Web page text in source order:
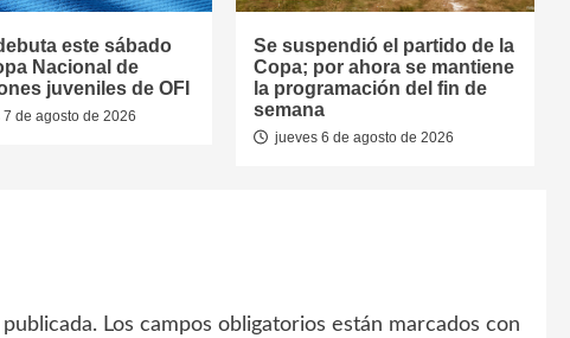
este sábado
Nacional de
juveniles de OFI
de agosto de 2026
Se suspendió el partido de la
Copa; por ahora se mantiene
la programación del fin de
semana
jueves 6 de agosto de 2026
Los campos obligatorios están marcados con